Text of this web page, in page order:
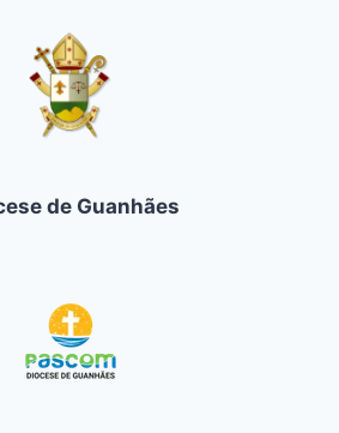
de Guanhães